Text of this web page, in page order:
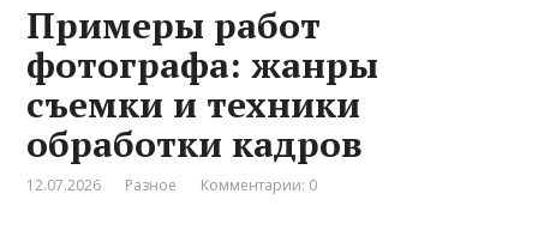
Примеры работ
фотографа: жанры
съемки и техники
обработки кадров
12.07.2026 Разное Комментарии: 0